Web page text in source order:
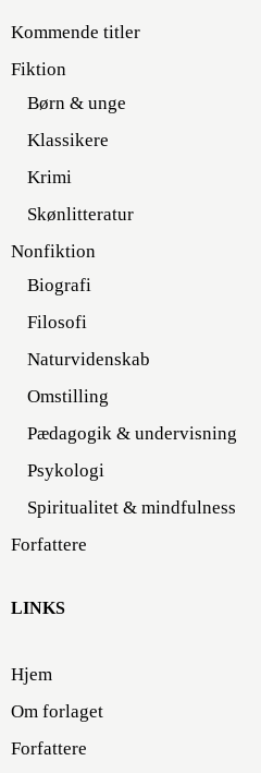
Kommende titler
Fiktion
Børn & unge
Klassikere
Krimi
Skønlitteratur
Nonfiktion
Biografi
Filosofi
Naturvidenskab
Omstilling
Pædagogik & undervisning
Psykologi
Spiritualitet & mindfulness
Forfattere
LINKS
Hjem
Om forlaget
Forfattere